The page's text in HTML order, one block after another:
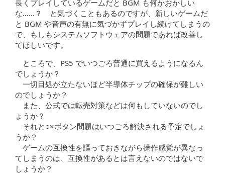
長くプレイしているゲームだと BGM も何かおかしい
な……？ と気づくこともあるのですが、新しいゲームだ
と BGM や音声の有無に気づかずプレイし続けてしまうの
で、もしもシステムソフトウェアの問題であれば改善し
てほしいです。
ところで、PS5 でいつごろ普通に買えるようになるん
でしょうか？
一切目処が立たないほど半導体チップの確保が難しい
のでしょうか？
また、公式では転売対策などは何もしていないのでし
ょうか？
それと○×ボタン問題はいつごろ解決される予定でしょ
うか？
ゲームの互換性を謳っておきながら操作感覚が異なっ
てしまうのは、互換性があるとは言えないのではないで
しょうか？